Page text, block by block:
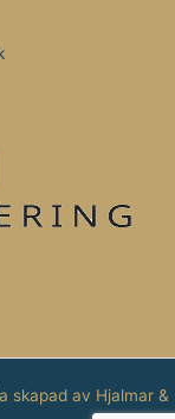
skapad av Hjalmar &